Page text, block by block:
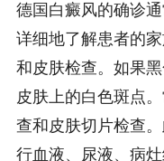
德国白癜风的确诊
详细地了解患者的
和皮肤检查。如果
皮肤上的白色斑点
查和皮肤切片检查
行血液、尿液、病灶